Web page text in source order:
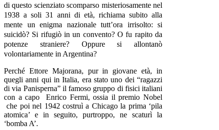
di questo scienziato scomparso misteriosamente nel
1938 a soli 31 anni di età, richiama subito alla
mente un enigma nazionale tutt’ora irrisolto: si
suicidò? Si rifugiò in un convento? O fu rapito da
potenze straniere? Oppure si allontanò
volontariamente in Argentina?
Perché Ettore Majorana, pur in giovane età, in
quegli anni qui in Italia, era stato uno dei “ragazzi
di via Panisperna” il famoso gruppo di fisici italiani
con a capo Enrico Fermi, ossia il premio Nobel
che poi nel 1942 costruì a Chicago la prima ‘pila
atomica’ e in seguito, purtroppo, ne scaturì la
‘bomba A’.